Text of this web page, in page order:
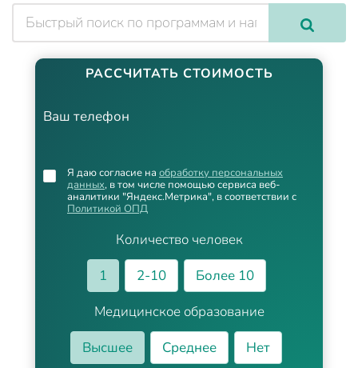
РАССЧИТАТЬ СТОИМОСТЬ
Ваш телефон
Количество человек
1
2-10
Более 10
Медицинское образование
Высшее
Среднее Нет
Я даю согласие на обработку персональных
данных, в том числе помощью сервиса веб-
аналитики "Яндекс.Метрика", в соответствии с
Политикой ОПД